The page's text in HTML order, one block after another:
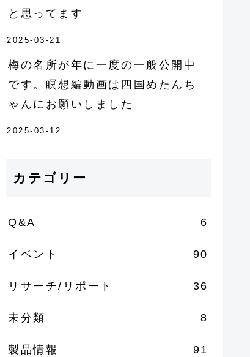
と思ってます
2025-03-21
梅の名所が年に一度の一般公開中
です。瞑想編動画は四国めたんち
ゃんにお願いしました
2025-03-12
カテゴリー
Q&A 6
イベント 90
リサーチ/リポート 36
未分類 8
製品情報 91